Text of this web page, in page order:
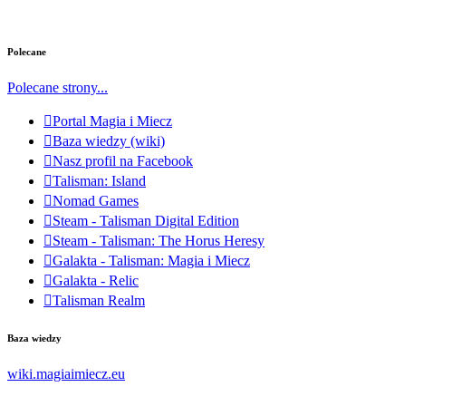
Polecane
Polecane strony...
Portal Magia i Miecz
Baza wiedzy (wiki)
Nasz profil na Facebook
Talisman: Island
Nomad Games
Steam - Talisman Digital Edition
Steam - Talisman: The Horus Heresy
Galakta - Talisman: Magia i Miecz
Galakta - Relic
Talisman Realm
Baza wiedzy
wiki.magiaimiecz.eu